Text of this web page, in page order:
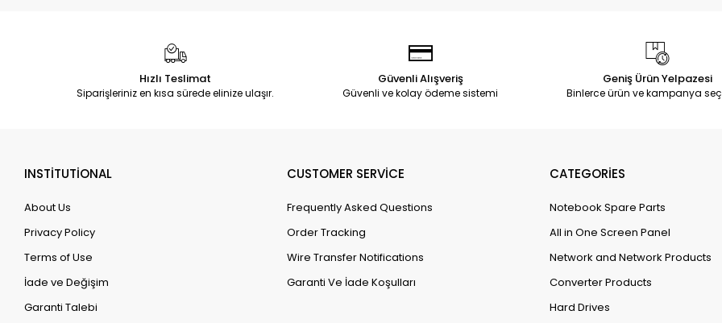
Hızlı Teslimat
Siparişleriniz en kısa sürede elinize ulaşır.
Güvenli Alışveriş
Güvenli ve kolay ödeme sistemi
Geniş Ürün Yelpazesi
Binlerce ürün ve kampanya
INSTİTUTİONAL
About Us
Privacy Policy
Terms of Use
İade ve Değişim
Garanti Talebi
CUSTOMER SERVİCE
Frequently Asked Questions
Order Tracking
Wire Transfer Notifications
Garanti Ve İade Koşulları
CATEGORİES
Notebook Spare Parts
All in One Screen Panel
Network and Network Products
Converter Products
Hard Drives